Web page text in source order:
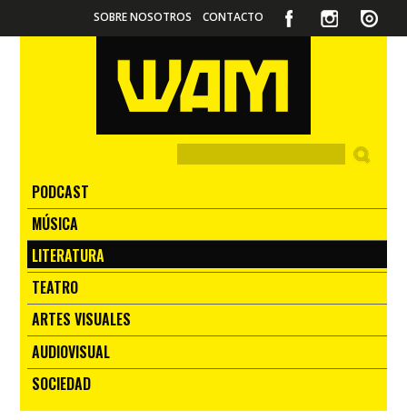
SOBRE NOSOTROS CONTACTO
PODCAST
MÚSICA
LITERATURA
TEATRO
ARTES VISUALES
AUDIOVISUAL
SOCIEDAD